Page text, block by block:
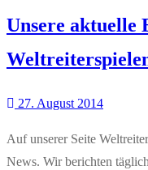
Unsere aktuelle
27. August 2014
Auf unserer Seite
News. Wir berichten